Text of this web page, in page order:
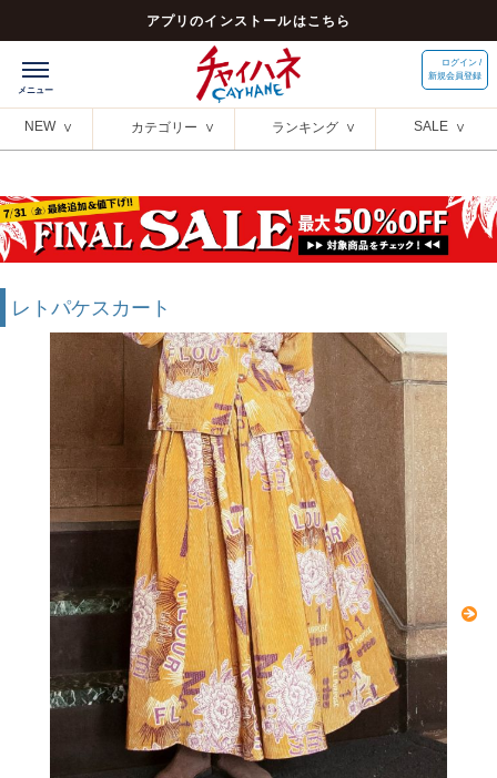
アプリのインストールはこちら
ログイン /
新規会員登録
NEW カテゴリー ランキング SALE
レトパケスカート